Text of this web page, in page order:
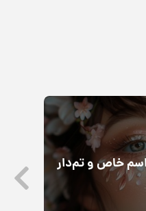
خاص و تم‌دار